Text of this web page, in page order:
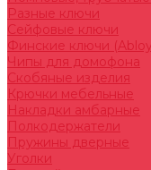
Разные ключи
Сейфовые ключи
Финские ключи
Чипы для домофона
Скобяные изделия
Крючки мебельные
Накладки амбарные
Полкодержатели
Пружины дверные
Уголки